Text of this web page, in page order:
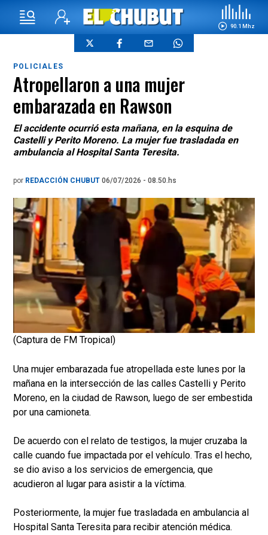
90.1 Mhz
POLICIALES
Atropellaron a una mujer
embarazada en Rawson
El accidente ocurrió esta mañana, en la esquina de
Castelli y Perito Moreno. La mujer fue trasladada en
ambulancia al Hospital Santa Teresita.
por REDACCIÓN CHUBUT 06/07/2026 - 08.50.hs
(Captura de FM Tropical)
Una mujer embarazada fue atropellada este lunes por la
mañana en la intersección de las calles Castelli y Perito
Moreno, en la ciudad de Rawson, luego de ser embestida
por una camioneta.
De acuerdo con el relato de testigos, la mujer cruzaba la
calle cuando fue impactada por el vehículo. Tras el hecho,
se dio aviso a los servicios de emergencia, que
acudieron al lugar para asistir a la víctima.
Posteriormente, la mujer fue trasladada en ambulancia al
Hospital Santa Teresita para recibir atención médica.